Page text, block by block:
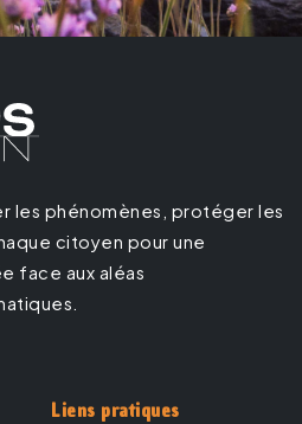
les phénomènes, protéger les
citoyen pour une
face aux aléas
Liens pratiques